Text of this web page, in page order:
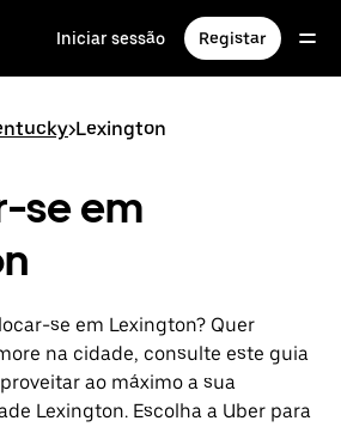
Iniciar sessão Registar
>Lexington
se em
se em Lexington? Quer
na cidade, consulte este guia
ao máximo a sua
Lexington. Escolha a Uber para